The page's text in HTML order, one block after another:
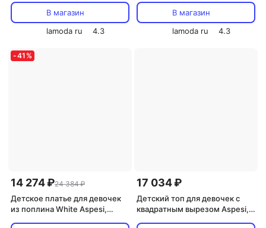
В магазин
lamoda ru
4.3
В магазин
lamoda ru
4.3
-41 %
14 274 ₽24 384 ₽
Детское платье для девочек
из поплина White Aspesi,
17 034 ₽
Детский топ для девочек с
квадратным вырезом Aspesi,